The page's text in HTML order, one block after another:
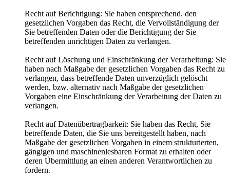
Recht auf Berichtigung: Sie haben entsprechend. den
gesetzlichen Vorgaben das Recht, die Vervollständigung der
Sie betreffenden Daten oder die Berichtigung der Sie
betreffenden unrichtigen Daten zu verlangen.
Recht auf Löschung und Einschränkung der Verarbeitung: Sie
haben nach Maßgabe der gesetzlichen Vorgaben das Recht zu
verlangen, dass betreffende Daten unverzüglich gelöscht
werden, bzw. alternativ nach Maßgabe der gesetzlichen
Vorgaben eine Einschränkung der Verarbeitung der Daten zu
verlangen.
Recht auf Datenübertragbarkeit: Sie haben das Recht, Sie
betreffende Daten, die Sie uns bereitgestellt haben, nach
Maßgabe der gesetzlichen Vorgaben in einem strukturierten,
gängigen und maschinenlesbaren Format zu erhalten oder
deren Übermittlung an einen anderen Verantwortlichen zu
fordern.